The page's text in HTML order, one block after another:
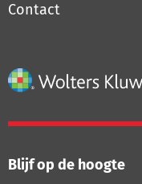
Contact
Blijf op de hoogte